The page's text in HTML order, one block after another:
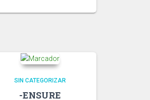
SIN CATEGORIZAR
-ENSURE